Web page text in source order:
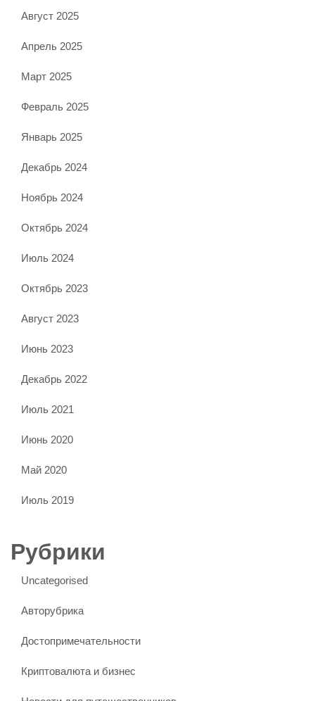
Август 2025
Апрель 2025
Март 2025
Февраль 2025
Январь 2025
Декабрь 2024
Ноябрь 2024
Октябрь 2024
Июль 2024
Октябрь 2023
Август 2023
Июнь 2023
Декабрь 2022
Июль 2021
Июнь 2020
Май 2020
Июль 2019
Рубрики
Uncategorised
Авторубрика
Достопримечательности
Криптовалюта и бизнес